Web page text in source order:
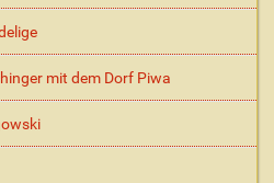
mit dem Dorf Piwa